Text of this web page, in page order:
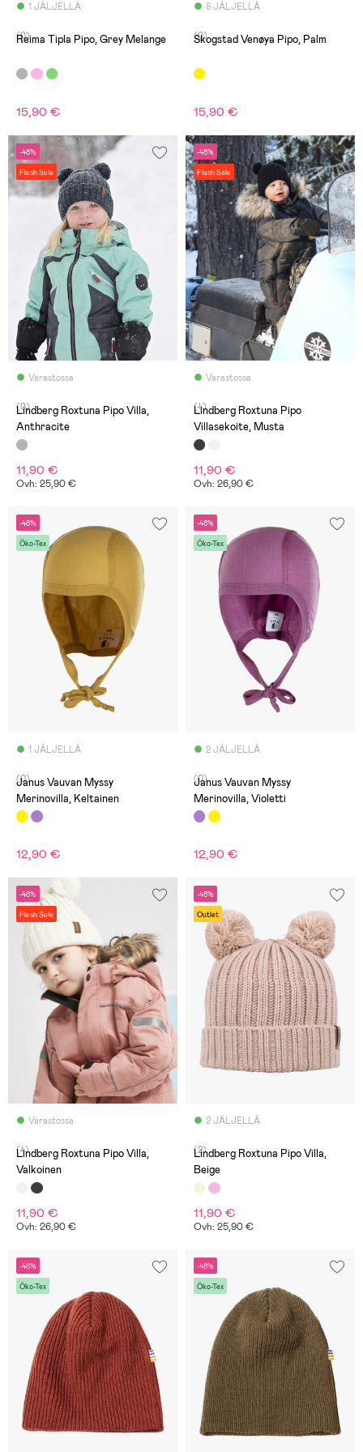
1 JÄLJELLÄ
(0)
Reima Tipla Pipo, Grey Melange
15,90 €
8 JÄLJELLÄ
(0)
Skogstad Venøya Pipo, Palm
15,90 €
-48%
Flash Sale
Varastossa
(0)
Lindberg Roxtuna Pipo Villa,
Anthracite
11,90 €
Ovh: 25,90 €
-48%
Flash Sale
Varastossa
(4)
Lindberg Roxtuna Pipo
Villasekoite, Musta
11,90 €
Ovh: 26,90 €
-48%
Öko-Tex
1 JÄLJELLÄ
(0)
Janus Vauvan Myssy
Merinovilla, Keltainen
12,90 €
-48%
Öko-Tex
2 JÄLJELLÄ
(0)
Janus Vauvan Myssy
Merinovilla, Violetti
12,90 €
-48%
Flash Sale
Varastossa
(4)
Lindberg Roxtuna Pipo Villa,
Valkoinen
11,90 €
Ovh: 26,90 €
-48%
Outlet
2 JÄLJELLÄ
(2)
Lindberg Roxtuna Pipo Villa,
Beige
11,90 €
Ovh: 25,90 €
-48%
Öko-Tex
-48%
Öko-Tex